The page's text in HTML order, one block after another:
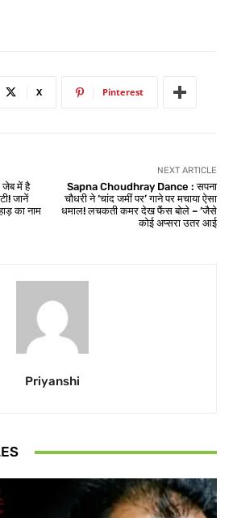
X Pinterest
में है
जानें
का नाम
NEXT ARTICLE
Sapna Choudhray Dance : सपना
चौधरी ने ‘चांद जमीं पर’ गाने पर मचाया ऐसा
धमाल! लचकती कमर देख फैंस बोले – ‘जैसे
कोई अप्सरा उतर आई
Priyanshi